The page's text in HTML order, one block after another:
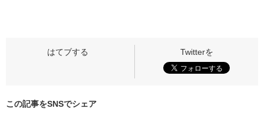
この記事をSNSでシェア